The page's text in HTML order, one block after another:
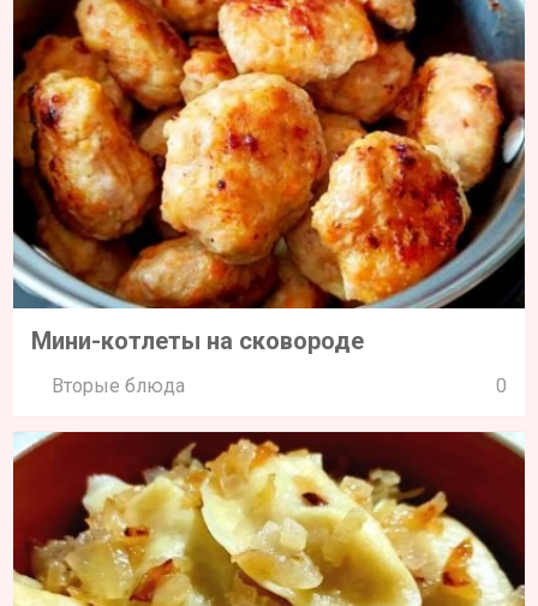
Мини-котлеты на сковороде
Вторые блюда 0